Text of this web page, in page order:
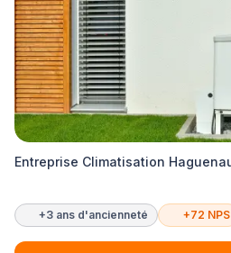
Entreprise Climatisation
+3 ans d'ancienneté +72 NPS